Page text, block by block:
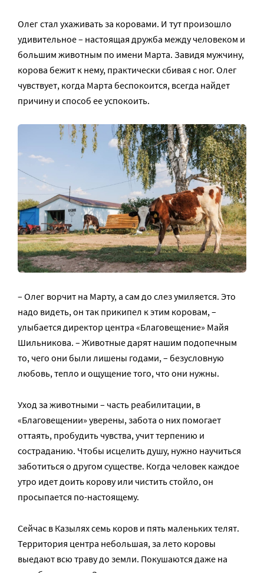
Олег стал ухаживать за коровами. И тут произошло
удивительное – настоящая дружба между человеком и
большим животным по имени Марта. Завидя мужчину,
корова бежит к нему, практически сбивая с ног. Олег
чувствует, когда Марта беспокоится, всегда найдет
причину и способ ее успокоить.
– Олег ворчит на Марту, а сам до слез умиляется. Это
надо видеть, он так прикипел к этим коровам, –
улыбается директор центра «Благовещение» Майя
Шильникова. – Животные дарят нашим подопечным
то, чего они были лишены годами, – безусловную
любовь, тепло и ощущение того, что они нужны.
Уход за животными – часть реабилитации, в
«Благовещении» уверены, забота о них помогает
оттаять, пробудить чувства, учит терпению и
состраданию. Чтобы исцелить душу, нужно научиться
заботиться о другом существе. Когда человек каждое
утро идет доить корову или чистить стойло, он
просыпается по-настоящему.
Сейчас в Казылях семь коров и пять маленьких телят.
Территория центра небольшая, за лето коровы
выедают всю траву до земли. Покушаются даже на